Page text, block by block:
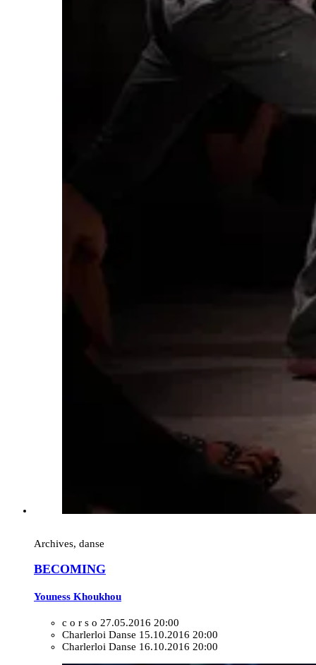
Archives, danse
BECOMING
Youness Khoukhou
c o r s o 27.05.2016 20:00
Charlerloi Danse 15.10.2016 20:00
Charlerloi Danse 16.10.2016 20:00